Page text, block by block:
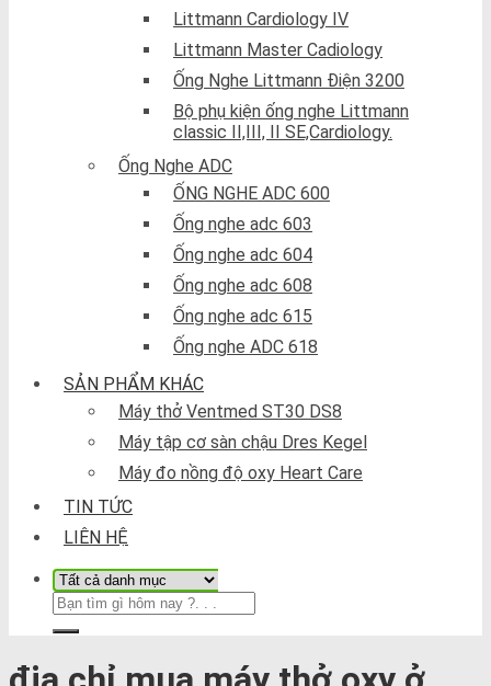
Littmann Cardiology IV
Littmann Master Cadiology
Ống Nghe Littmann Điện 3200
Bộ phụ kiện ống nghe Littmann
classic II,III, II SE,Cardiology.
Ống Nghe ADC
ỐNG NGHE ADC 600
Ống nghe adc 603
Ống nghe adc 604
Ống nghe adc 608
Ống nghe adc 615
Ống nghe ADC 618
SẢN PHẨM KHÁC
Máy thở Ventmed ST30 DS8
Máy tập cơ sàn chậu Dres Kegel
Máy đo nồng độ oxy Heart Care
TIN TỨC
LIÊN HỆ